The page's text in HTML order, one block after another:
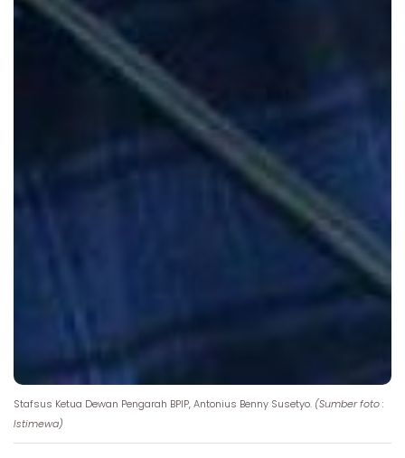
Stafsus Ketua Dewan Pengarah BPIP, Antonius Benny Susetyo. (Sumber foto :
Istimewa)